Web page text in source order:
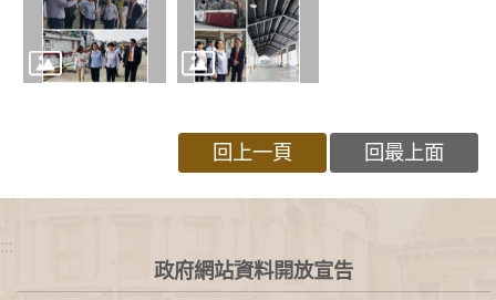
回上一頁 回最上面
:::
政府網站資料開放宣告